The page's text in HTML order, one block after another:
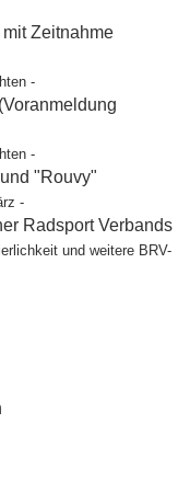
Zeitnahme
-
-
"Rouvy"
-
Radsport Verbands
und weitere BRV-